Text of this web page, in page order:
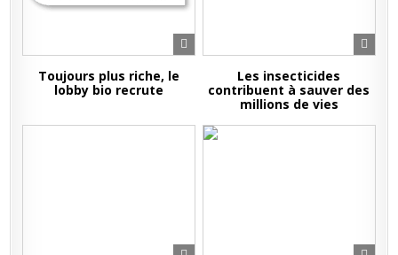
Toujours plus riche, le
lobby bio recrute
Les insecticides
contribuent à sauver des
millions de vies